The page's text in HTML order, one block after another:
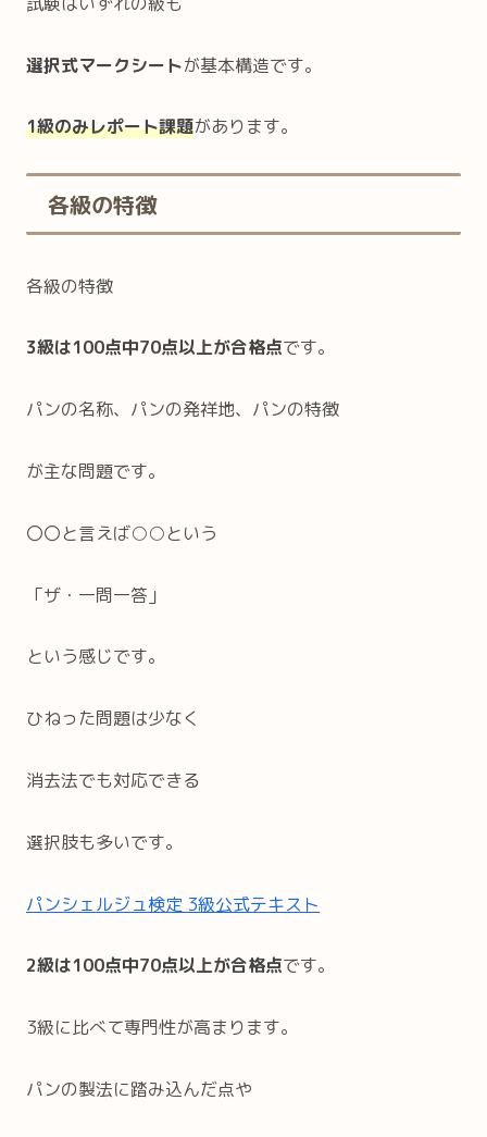
選択式マークシートが基本構造です。
1級のみレポート課題があります。
各級の特徴
各級の特徴
3級は100点中70点以上が合格点です。
パンの名称、パンの発祥地、パンの特徴
が主な問題です。
〇〇と言えば○○という
「ザ・一問一答」
という感じです。
ひねった問題は少なく
消去法でも対応できる
選択肢も多いです。
パンシェルジュ検定 3級公式テキスト
2級は100点中70点以上が合格点です。
3級に比べて専門性が高まります。
パンの製法に踏み込んだ点や